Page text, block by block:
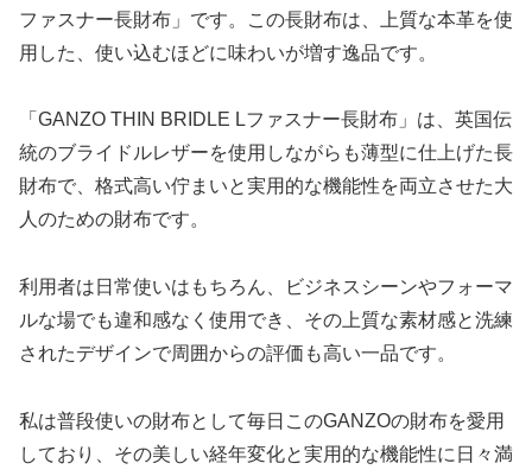
ファスナー長財布」です。この長財布は、上質な本革を使
用した、使い込むほどに味わいが増す逸品です。
「GANZO THIN BRIDLE Lファスナー長財布」は、英国伝
統のブライドルレザーを使用しながらも薄型に仕上げた長
財布で、格式高い佇まいと実用的な機能性を両立させた大
人のための財布です。
利用者は日常使いはもちろん、ビジネスシーンやフォーマ
ルな場でも違和感なく使用でき、その上質な素材感と洗練
されたデザインで周囲からの評価も高い一品です。
私は普段使いの財布として毎日このGANZOの財布を愛用
しており、その美しい経年変化と実用的な機能性に日々満